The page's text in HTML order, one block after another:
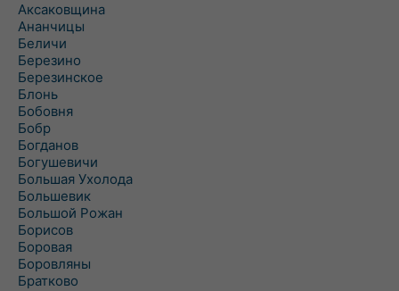
Аксаковщина
Ананчицы
Беличи
Березино
Березинское
Блонь
Бобовня
Бобр
Богданов
Богушевичи
Большая Ухолода
Большевик
Большой Рожан
Борисов
Боровая
Боровляны
Братково